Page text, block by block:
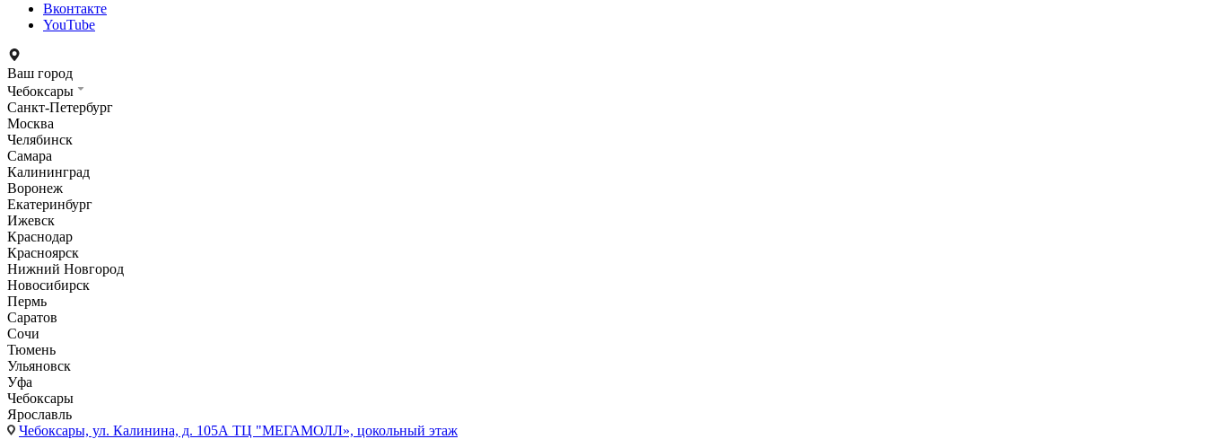
Вконтакте
YouTube
Ваш город
Чебоксары
Санкт-Петербург
Москва
Челябинск
Самара
Калининград
Воронеж
Екатеринбург
Ижевск
Краснодар
Красноярск
Нижний Новгород
Новосибирск
Пермь
Саратов
Сочи
Тюмень
Ульяновск
Уфа
Чебоксары
Ярославль
Чебоксары, ул. Калинина, д. 105А ТЦ "МЕГАМОЛЛ», цокольный этаж